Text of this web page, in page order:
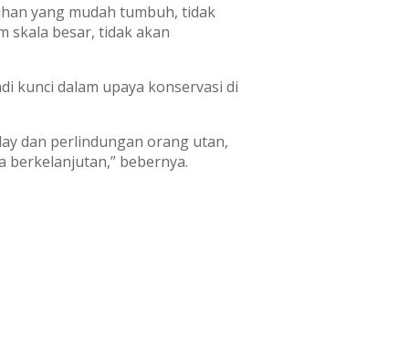
yang mudah tumbuh, tidak
skala besar, tidak akan
kunci dalam upaya konservasi di
dan perlindungan orang utan,
berkelanjutan,” bebernya.